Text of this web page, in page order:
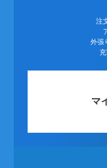
注
外張
マ